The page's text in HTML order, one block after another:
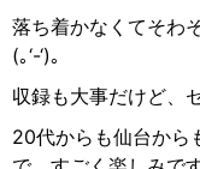
落ち着かなくてそわ
(｡‘-‘)｡
収録も大事だけど、
20代からも仙台から